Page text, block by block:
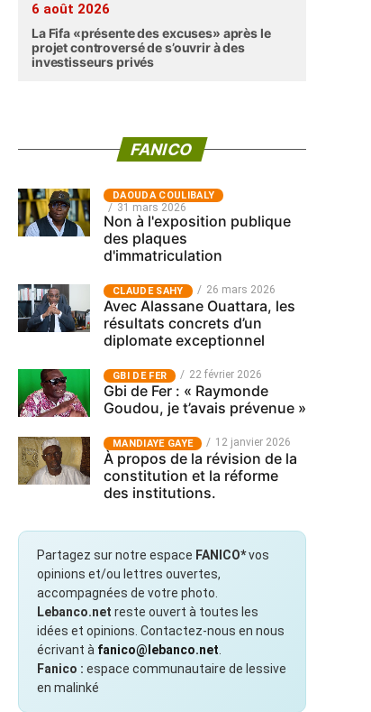
6 août 2026
La Fifa «présente des excuses» après le
projet controversé de s’ouvrir à des
investisseurs privés
FANICO
‎DAOUDA COULIBALY
31 mars 2026
Non à l'exposition publique
des plaques
d'immatriculation
CLAUDE SAHY 26 mars 2026
Avec Alassane Ouattara, les
résultats concrets d’un
diplomate exceptionnel
GBI DE FER 22 février 2026
Gbi de Fer : « Raymonde
Goudou, je t’avais prévenue »
MANDIAYE GAYE 12 janvier 2026
À propos de la révision de la
constitution et la réforme
des institutions.
Partagez sur notre espace FANICO*vos
opinions et/ou lettres ouvertes,
accompagnées de votre photo.
Lebanco.net reste ouvert à toutes les
idées et opinions. Contactez-nous en nous
écrivant à fanico@lebanco.net
Fanico : espace communautaire de lessive
en malinké